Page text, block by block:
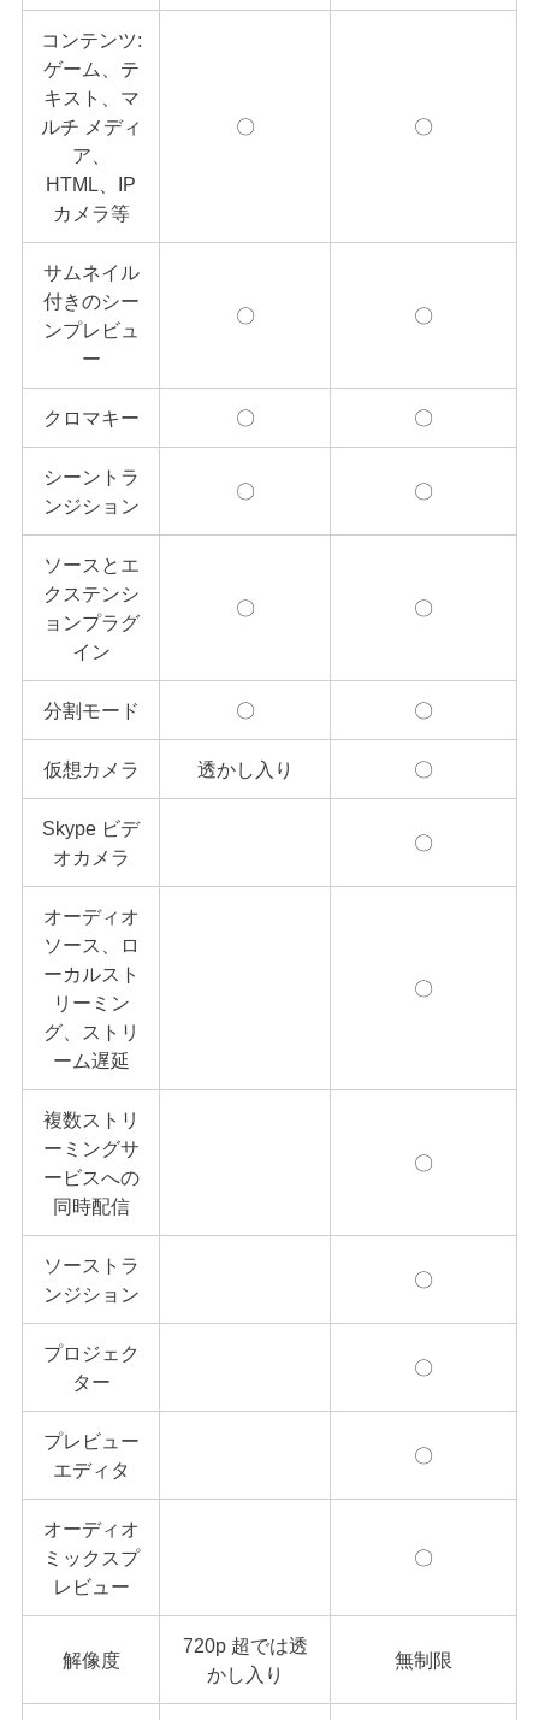
コンテンツ:
ゲーム、テ
キスト、マ
ルチ メディ
ア、
HTML、IP
カメラ等
〇 〇
サムネイル
付きのシー
ンプレビュ
ー
〇 〇
クロマキー 〇 〇
シーントラ
ンジション
〇 〇
ソースとエ
クステンシ
ョンプラグ
イン
〇 〇
分割モード 〇 〇
仮想カメラ 透かし入り 〇
Skype ビデ
オカメラ
〇
オーディオ
ソース、ロ
ーカルスト
リーミン
グ、ストリ
ーム遅延
〇
複数ストリ
ーミングサ
ービスへの
同時配信
〇
ソーストラ
ンジション
〇
プロジェク
ター
〇
プレビュー
エディタ
〇
オーディオ
ミックスプ
レビュー
〇
解像度
720p 超では透
かし入り
無制限